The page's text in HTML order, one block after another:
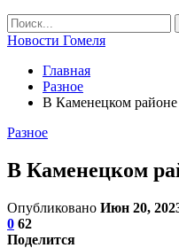
Новости Гомеля
Главная
Разное
В Каменецком
Разное
В Каменецком
Опубликовано Июн 20,
0 62
Поделится